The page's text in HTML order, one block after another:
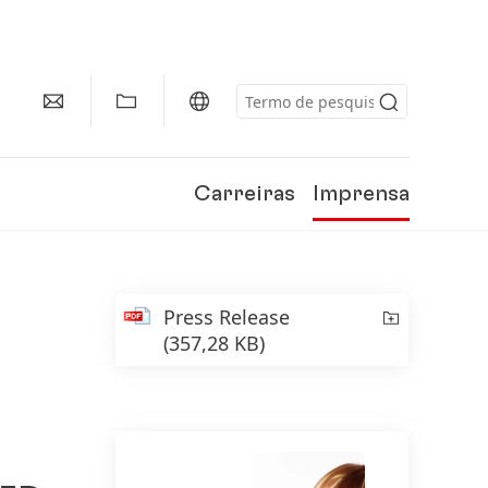
Carreiras Imprensa
Press Release
(357,28 KB)